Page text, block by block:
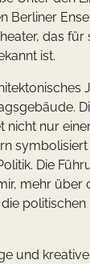
Berliner
das für
ist.
nicht nur
Die
mehr über
und